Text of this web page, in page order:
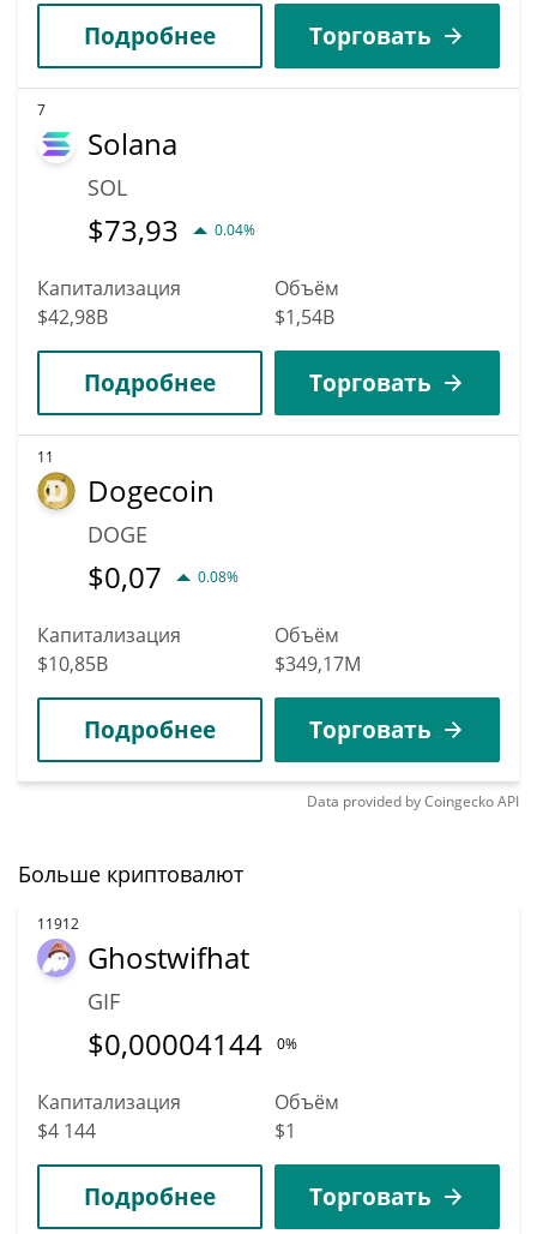
Подробнее Торговать
7
Solana
SOL
$73,93 0.04%
Капитализация
$42,98B
Объём
$1,54B
Подробнее Торговать
11
Dogecoin
DOGE
$0,07 0.08%
Капитализация
$10,85B
Объём
$349,17M
Подробнее Торговать
Data provided byCoingeckoAPI
Больше криптовалют
11912
Ghostwifhat
GIF
$0,00004144 0%
Капитализация
$4 144
Объём
$1
Подробнее Торговать